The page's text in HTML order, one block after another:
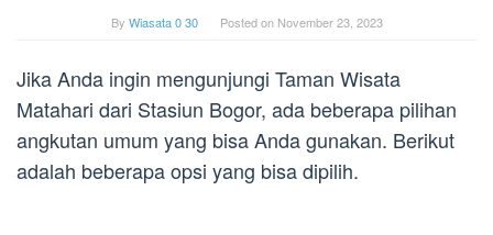
By Wiasata 0 30 Posted on November 23, 2023
Jika Anda ingin mengunjungi Taman Wisata
Matahari dari Stasiun Bogor, ada beberapa pilihan
angkutan umum yang bisa Anda gunakan. Berikut
adalah beberapa opsi yang bisa dipilih.